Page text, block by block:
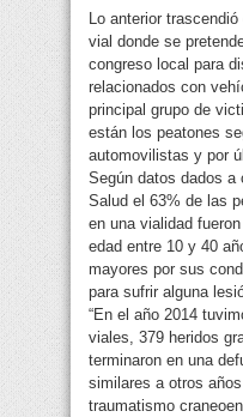
Lo anterior
vial donde se
congreso local para
relacionados con
principal grupo de
están los peatones
automovilistas y por
Según datos dados a
Salud el 63% de las
en una vialidad
edad entre 10 y 40
mayores por sus
para sufrir alguna
“En el año 2014
viales, 379 heridos
terminaron en una
similares a otros
traumatismo